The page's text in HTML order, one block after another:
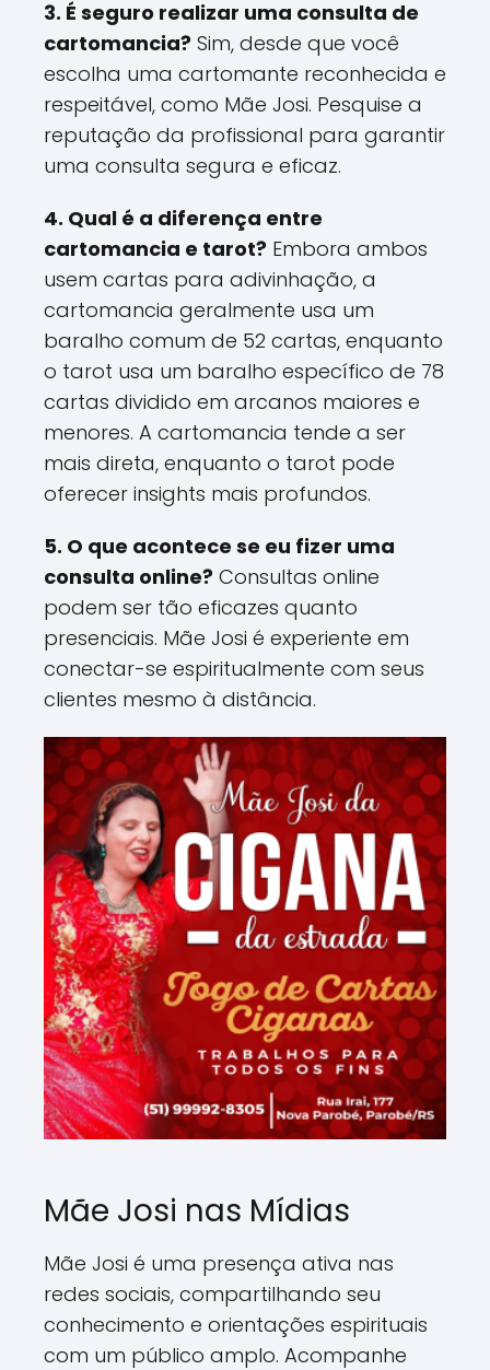
3. É seguro realizar uma consulta de
cartomancia? Sim, desde que você
escolha uma cartomante reconhecida e
respeitável, como Mãe Josi. Pesquise a
reputação da profissional para garantir
uma consulta segura e eficaz.
4. Qual é a diferença entre
cartomancia e tarot? Embora ambos
usem cartas para adivinhação, a
cartomancia geralmente usa um
baralho comum de 52 cartas, enquanto
o tarot usa um baralho específico de 78
cartas dividido em arcanos maiores e
menores. A cartomancia tende a ser
mais direta, enquanto o tarot pode
oferecer insights mais profundos​.
5. O que acontece se eu fizer uma
consulta online? Consultas online
podem ser tão eficazes quanto
presenciais. Mãe Josi é experiente em
conectar-se espiritualmente com seus
clientes mesmo à distância​.
Mãe Josi nas Mídias
Mãe Josi é uma presença ativa nas
redes sociais, compartilhando seu
conhecimento e orientações espirituais
com um público amplo. Acompanhe